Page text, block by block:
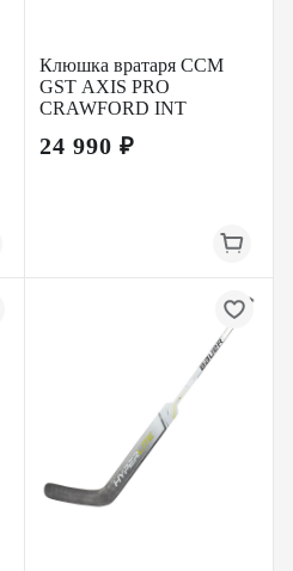
Клюшка вратаря CCM
GST AXIS PRO
CRAWFORD INT
24 990 ₽